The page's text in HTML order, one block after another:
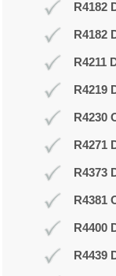
R4182
R4182
R4211
R4219
R4230
R4271
R4373
R4381
R4400
R4439